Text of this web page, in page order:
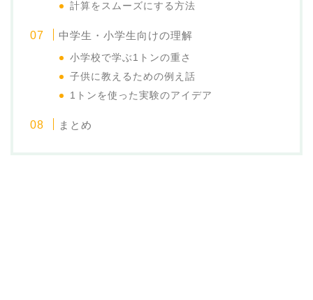
計算をスムーズにする方法
中学生・小学生向けの理解
小学校で学ぶ1トンの重さ
子供に教えるための例え話
1トンを使った実験のアイデア
まとめ